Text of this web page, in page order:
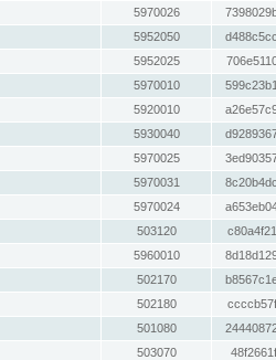
5970026
5952050
5952025
5970010
5920010
5930040
5970025
5970031
5970024
503120
5960010
502170
502180
501080
503070